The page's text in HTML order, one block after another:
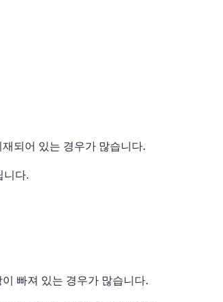
되어 있는 경우가 많습니다.
니다.
빠져 있는 경우가 많습니다.